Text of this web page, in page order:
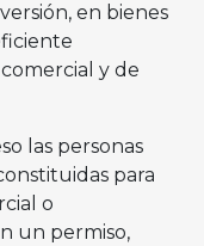
en bienes
y de
las personas
para
o
un permiso,